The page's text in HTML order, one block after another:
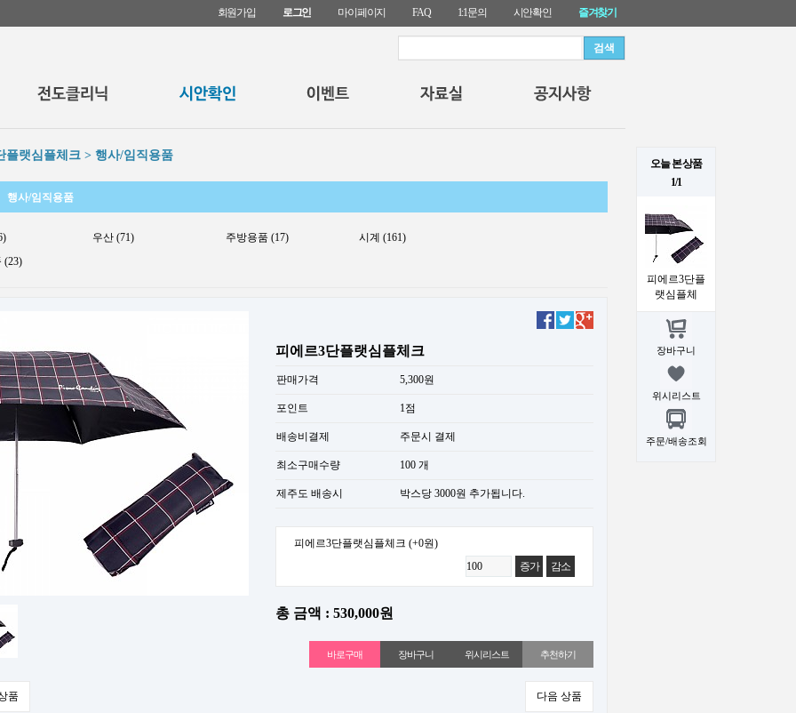
회원가입 로그인 마이페이지 FAQ 1:1문의 시안확인 즐겨찾기
오늘 본 상품
1/1
피에르3단플
랫심플체
장바구니
위시리스트
주문/배송조회
플랫심플체크 > 행사/임직용품
행사/임직용품
우산 (71) 주방용품 (17)
시계 (161)
(23)
피에르3단플랫심플체크
판매가격 5,300원
포인트 1점
배송비결제 주문시 결제
최소구매수량 100 개
제주도 배송시 박스당 3000원 추가됩니다.
피에르3단플랫심플체크 (+0원)
증가
감소
총 금액 : 530,000원
위시리스트 추천하기
품 다음 상품